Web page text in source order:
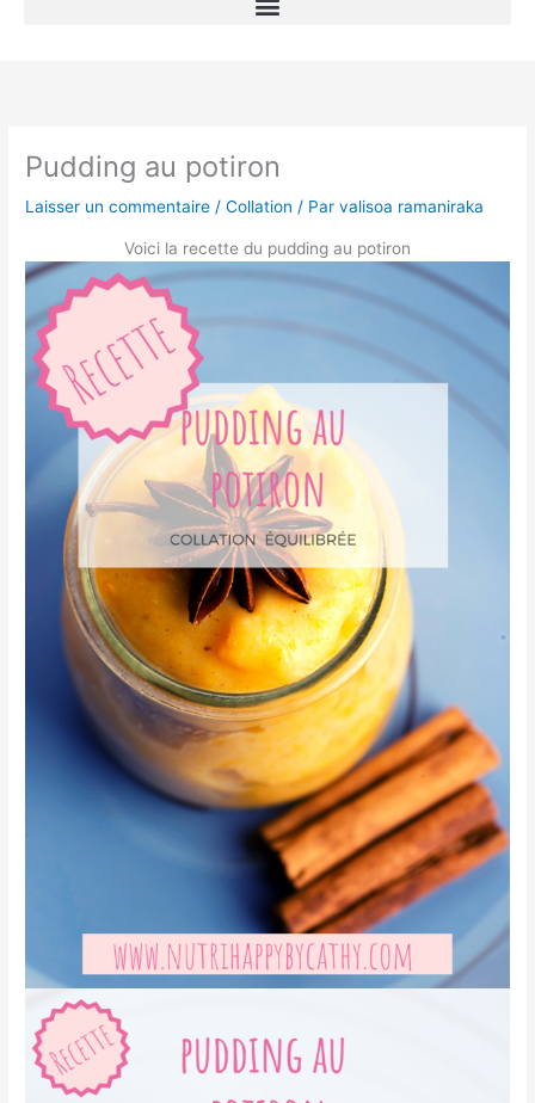
Pudding au potiron
Laisser un commentaire /Collation / Parvalisoa ramaniraka
Voici la recette du pudding au potiron